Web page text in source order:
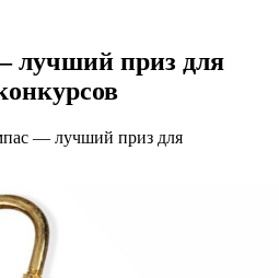
лучший приз для
— лучший приз для